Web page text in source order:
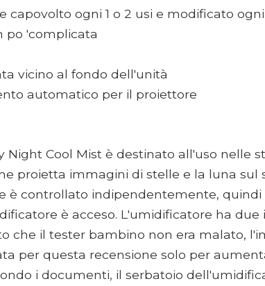
capovolto ogni 1 o 2 usi e modificato ogni
po 'complicata
vicino al fondo dell'unità
automatico per il proiettore
Night Cool Mist è destinato all'uso nelle
proietta immagini di stelle e la luna sul
è controllato indipendentemente, quindi
è acceso. L'umidificatore ha due
che il tester bambino non era malato,
per questa recensione solo per
i documenti, il serbatoio